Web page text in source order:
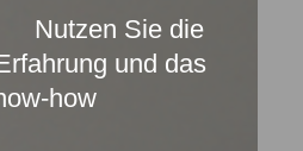
Nutzen Sie die
und das
how